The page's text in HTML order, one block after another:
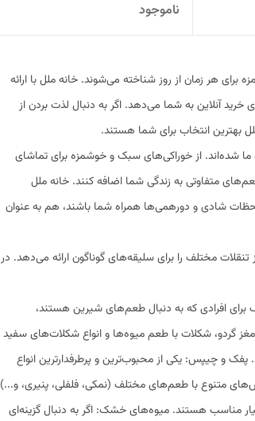
ناموجود
هر زمان از روز شناخته می‌شوند. خانه ملل با ارائه
خرید آنلاین به شما می‌دهد. اگر به دنبال لذت بردن از
بهترین انتخاب برای شما هستند.
شده‌اند. از خوراکی‌های سبک و خوشمزه برای تماشای
متفاوتی به زندگی شما اضافه کنند. خانه ملل
شادی و دورهمی‌ها همراه شما باشند، هم به عنوان
مختلف را برای سلیقه‌های گوناگون ارائه می‌دهد. در
افرادی که به دنبال طعم‌های شیرین هستند،
گردو، شکلات با طعم میوه‌ها و انواع شکلات‌های سفید
و چیپس: یکی از محبوب‌ترین و پرطرفدارترین انواع
متنوع با طعم‌های مختلف (نمکی، فلفلی، پنیری، و...)
مناسب هستند. میوه‌های خشک: اگر به دنبال گزینه‌ای